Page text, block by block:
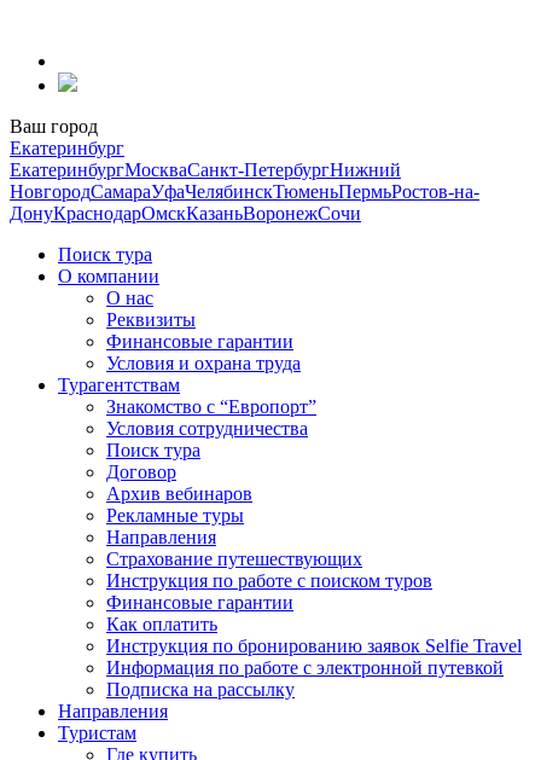
содержанию
Ваш город
Екатеринбург
ЕкатеринбургМоскваСанкт-ПетербургНижний
НовгородСамараУфаЧелябинскТюменьПермьРостов-на-
ДонуКраснодарОмскКазаньВоронежСочи
Поиск тура
О компании
О нас
Реквизиты
Финансовые гарантии
Условия и охрана труда
Турагентствам
Знакомство с “Европорт”
Условия сотрудничества
Поиск тура
Договор
Архив вебинаров
Рекламные туры
Направления
Страхование путешествующих
Инструкция по работе с поиском туров
Финансовые гарантии
Как оплатить
Инструкция по бронированию заявок Selfie Travel
Информация по работе с электронной путевкой
Подписка на рассылку
Направления
Туристам
Где купить